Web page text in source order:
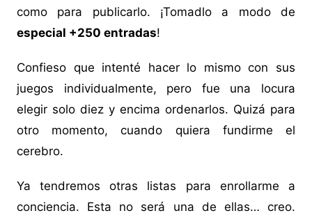
como para publicarlo. ¡Tomadlo a modo de
especial +250 entradas!
Confieso que intenté hacer lo mismo con sus
juegos individualmente, pero fue una locura
elegir solo diez y encima ordenarlos. Quizá para
otro momento, cuando quiera fundirme el
cerebro.
Ya tendremos otras listas para enrollarme a
conciencia. Esta no será una de ellas… creo.